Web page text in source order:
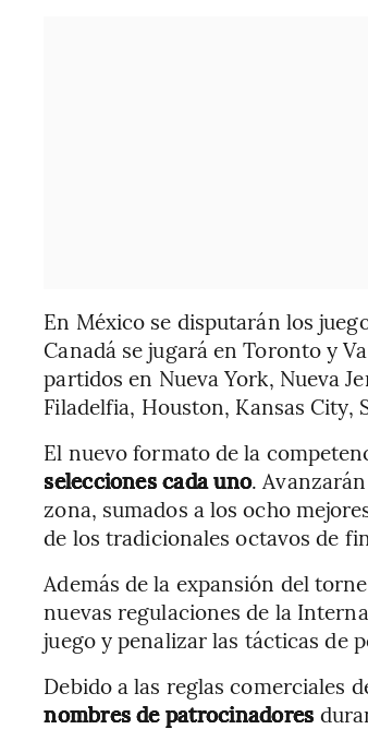
En México se disputarán los
Canadá se jugará en Toronto y
partidos en Nueva York, Nueva
Filadelfia, Houston, Kansas City,
El nuevo formato de la
selecciones cada uno.
zona, sumados a los ocho
de los tradicionales octavos de
Además de la expansión del
nuevas regulaciones de la
juego y penalizar las tácticas de
Debido a las reglas comerciales
nombres de patrocinadores